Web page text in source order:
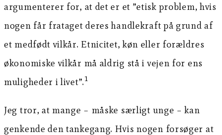
argumenterer for, at det er et ”etisk problem, hvis
nogen får frataget deres handlekraft på grund af
et medfødt vilkår. Etnicitet, køn eller forældres
økonomiske vilkår må aldrig stå i vejen for ens
muligheder i livet”.1
Jeg tror, at mange – måske særligt unge – kan
genkende den tankegang. Hvis nogen forsøger at